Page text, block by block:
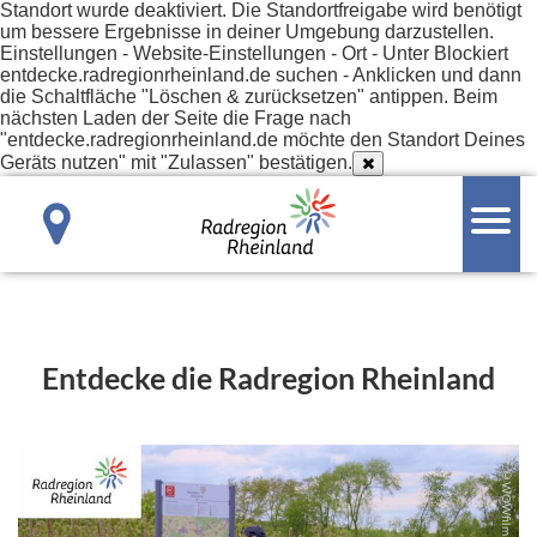
Standort wurde deaktiviert. Die Standortfreigabe wird benötigt
um bessere Ergebnisse in deiner Umgebung darzustellen.
Einstellungen - Website-Einstellungen - Ort - Unter Blockiert
entdecke.radregionrheinland.de suchen - Anklicken und dann
die Schaltfläche "Löschen & zurücksetzen" antippen. Beim
nächsten Laden der Seite die Frage nach
"entdecke.radregionrheinland.de möchte den Standort Deines
Geräts nutzen" mit "Zulassen" bestätigen.
Entdecke die Radregion Rheinland